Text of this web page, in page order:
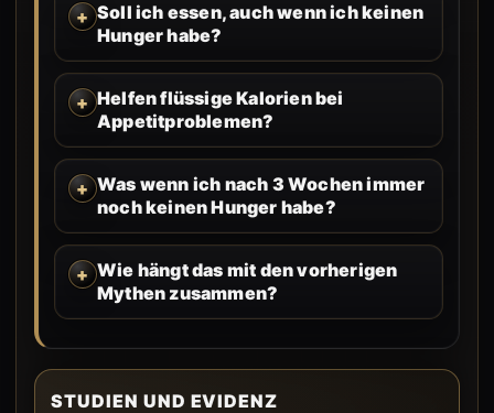
Soll ich essen, auch wenn ich keinen
Hunger habe?
Helfen flüssige Kalorien bei
Appetitproblemen?
Was wenn ich nach 3 Wochen immer
noch keinen Hunger habe?
Wie hängt das mit den vorherigen
Mythen zusammen?
STUDIEN UND EVIDENZ